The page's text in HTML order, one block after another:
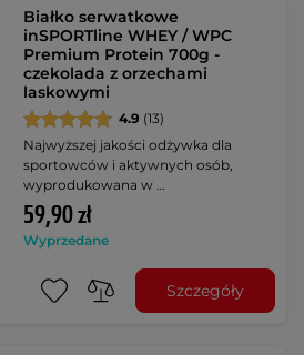
Białko serwatkowe
inSPORTline WHEY / WPC
Premium Protein 700g -
czekolada z orzechami
laskowymi
4.9 (13)
Najwyższej jakości odżywka dla
sportowców i aktywnych osób,
wyprodukowana w …
59,90 zł
Wyprzedane
Szczegóły